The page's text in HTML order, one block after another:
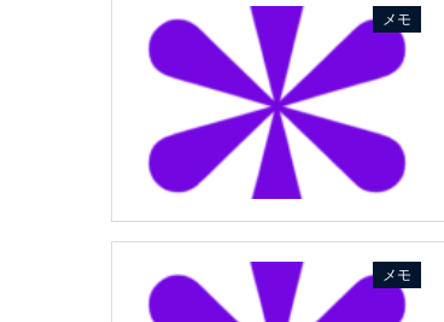
メモ
メモ